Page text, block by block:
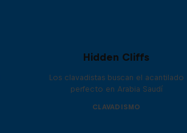
Hidden Cliffs
Los clavadistas buscan el acantilado
perfecto en Arabia Saudí
CLAVADISMO